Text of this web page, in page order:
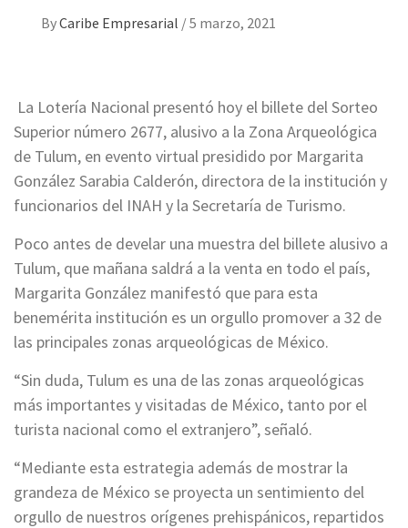
ByCaribe Empresarial /5 marzo, 2021
La Lotería Nacional presentó hoy el billete del Sorteo
Superior número 2677, alusivo a la Zona Arqueológica
de Tulum, en evento virtual presidido por Margarita
González Sarabia Calderón, directora de la institución y
funcionarios del INAH y la Secretaría de Turismo.
Poco antes de develar una muestra del billete alusivo a
Tulum, que mañana saldrá a la venta en todo el país,
Margarita González manifestó que para esta
benemérita institución es un orgullo promover a 32 de
las principales zonas arqueológicas de México.
“Sin duda, Tulum es una de las zonas arqueológicas
más importantes y visitadas de México, tanto por el
turista nacional como el extranjero”, señaló.
“Mediante esta estrategia además de mostrar la
grandeza de México se proyecta un sentimiento del
orgullo de nuestros orígenes prehispánicos, repartidos